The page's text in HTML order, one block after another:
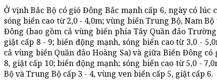
Ở vịnh Bắc Bộ có gió Đông Bắc mạnh cấp 6, ngày có lúc
sóng biển cao từ 2,0 - 4,0m; vùng biển Trung Bộ, Nam
Đông (bao gồm cả vùng biển phía Tây Quần đảo
giật cấp 8 - 9; biển động mạnh, sóng biển cao từ 3,0 -
cả vùng biển Quần đảo Hoàng Sa) và giữa Biển Đông
8, giật cấp 10; biển động mạnh; sóng biển cao từ 5,0 -
Bộ và Trung Bộ cấp 3 - 4, vùng ven biển cấp 5, giật cấp 6.